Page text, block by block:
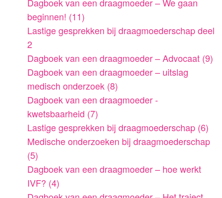
beginnen! (11)
Lastige gesprekken bij draagmoederschap deel
2
Dagboek van een draagmoeder – Advocaat (9)
Dagboek van een draagmoeder – uitslag
medisch onderzoek (8)
Dagboek van een draagmoeder -
kwetsbaarheid (7)
Lastige gesprekken bij draagmoederschap (6)
Medische onderzoeken bij draagmoederschap
(5)
Dagboek van een draagmoeder – hoe werkt
IVF? (4)